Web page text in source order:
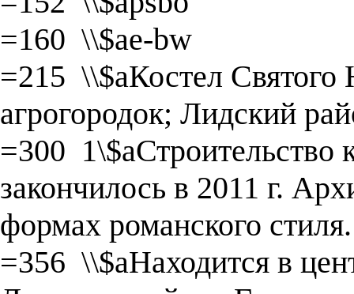
=160 \\$ae-bw
=215 \\$aКостел
агрогородок; Лидский
=300 1\$aСтроительство
закончилось в 2011 г.
формах романского стиля.
=356 \\$aНаходится в